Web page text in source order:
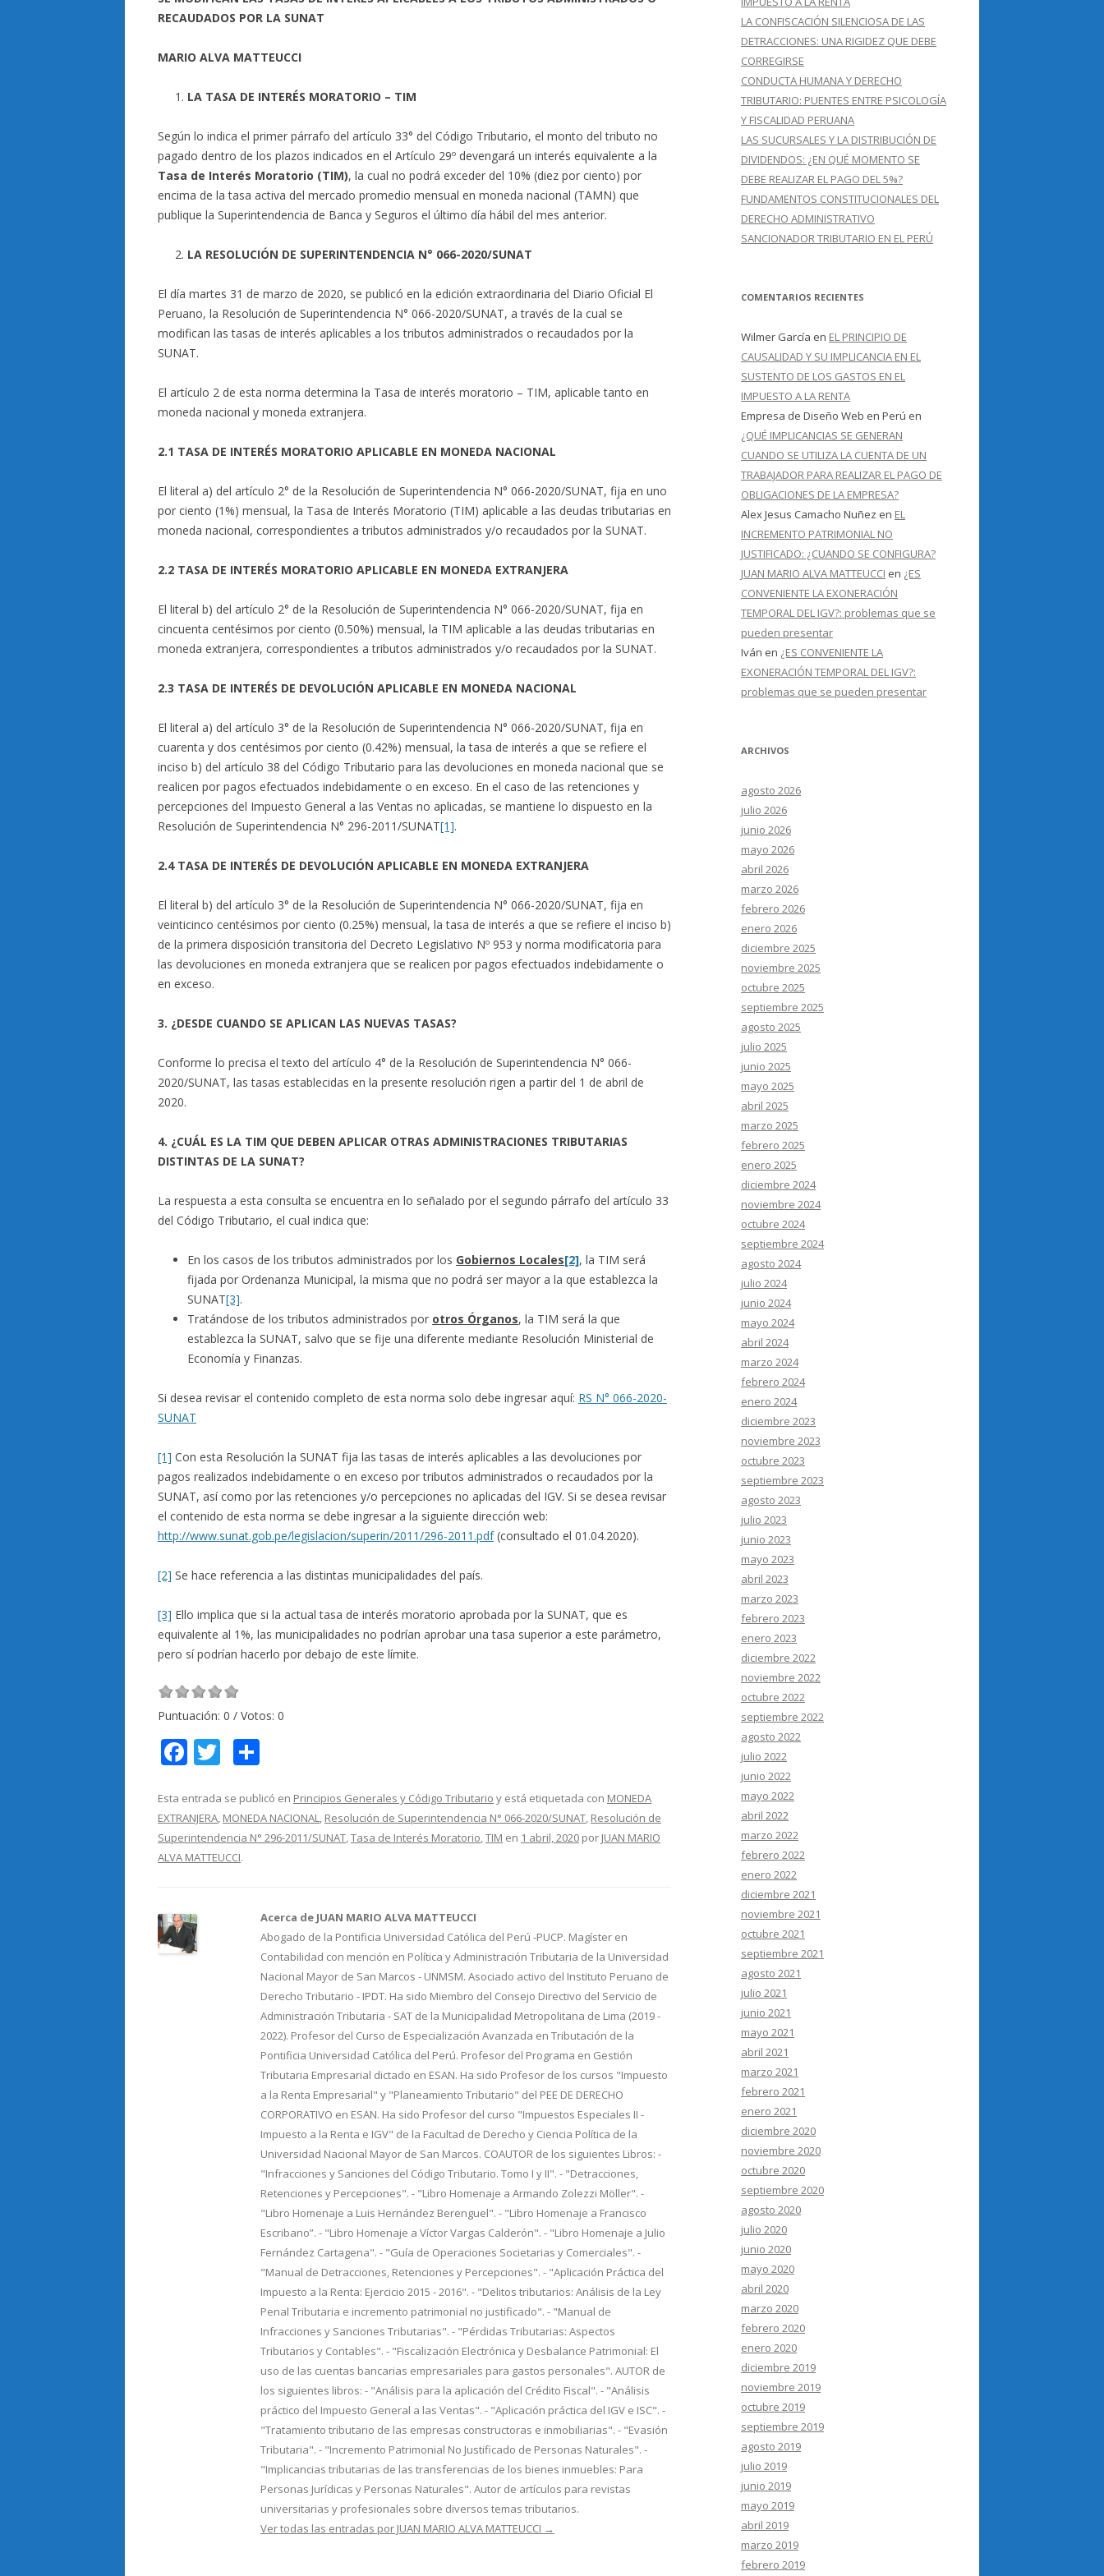
RECAUDADOS POR LA SUNAT
MARIO ALVA MATTEUCCI
LA TASA DE INTERÉS MORATORIO – TIM
Según lo indica el primer párrafo del artículo 33° del Código Tributario, el monto del tributo no
pagado dentro de los plazos indicados en el Artículo 29º devengará un interés equivalente a la
Tasa de Interés Moratorio (TIM), la cual no podrá exceder del 10% (diez por ciento) por
encima de la tasa activa del mercado promedio mensual en moneda nacional (TAMN) que
publique la Superintendencia de Banca y Seguros el último día hábil del mes anterior.
LA RESOLUCIÓN DE SUPERINTENDENCIA N° 066-2020/SUNAT
El día martes 31 de marzo de 2020, se publicó en la edición extraordinaria del Diario Oficial El
Peruano, la Resolución de Superintendencia N° 066-2020/SUNAT, a través de la cual se
modifican las tasas de interés aplicables a los tributos administrados o recaudados por la
SUNAT.
El artículo 2 de esta norma determina la Tasa de interés moratorio – TIM, aplicable tanto en
moneda nacional y moneda extranjera.
2.1 TASA DE INTERÉS MORATORIO APLICABLE EN MONEDA NACIONAL
El literal a) del artículo 2° de la Resolución de Superintendencia N° 066-2020/SUNAT, fija en uno
por ciento (1%) mensual, la Tasa de Interés Moratorio (TIM) aplicable a las deudas tributarias en
moneda nacional, correspondientes a tributos administrados y/o recaudados por la SUNAT.
2.2 TASA DE INTERÉS MORATORIO APLICABLE EN MONEDA EXTRANJERA
El literal b) del artículo 2° de la Resolución de Superintendencia N° 066-2020/SUNAT, fija en
cincuenta centésimos por ciento (0.50%) mensual, la TIM aplicable a las deudas tributarias en
moneda extranjera, correspondientes a tributos administrados y/o recaudados por la SUNAT.
2.3 TASA DE INTERÉS DE DEVOLUCIÓN APLICABLE EN MONEDA NACIONAL
El literal a) del artículo 3° de la Resolución de Superintendencia N° 066-2020/SUNAT, fija en
cuarenta y dos centésimos por ciento (0.42%) mensual, la tasa de interés a que se refiere el
inciso b) del artículo 38 del Código Tributario para las devoluciones en moneda nacional que se
realicen por pagos efectuados indebidamente o en exceso. En el caso de las retenciones y
percepciones del Impuesto General a las Ventas no aplicadas, se mantiene lo dispuesto en la
Resolución de Superintendencia N° 296-2011/SUNAT[1].
2.4 TASA DE INTERÉS DE DEVOLUCIÓN APLICABLE EN MONEDA EXTRANJERA
El literal b) del artículo 3° de la Resolución de Superintendencia N° 066-2020/SUNAT, fija en
veinticinco centésimos por ciento (0.25%) mensual, la tasa de interés a que se refiere el inciso b)
de la primera disposición transitoria del Decreto Legislativo Nº 953 y norma modificatoria para
las devoluciones en moneda extranjera que se realicen por pagos efectuados indebidamente o
en exceso.
3. ¿DESDE CUANDO SE APLICAN LAS NUEVAS TASAS?
Conforme lo precisa el texto del artículo 4° de la Resolución de Superintendencia N° 066-
2020/SUNAT, las tasas establecidas en la presente resolución rigen a partir del 1 de abril de
2020.
4. ¿CUÁL ES LA TIM QUE DEBEN APLICAR OTRAS ADMINISTRACIONES TRIBUTARIAS
DISTINTAS DE LA SUNAT?
La respuesta a esta consulta se encuentra en lo señalado por el segundo párrafo del artículo 33
del Código Tributario, el cual indica que:
En los casos de los tributos administrados por los Gobiernos Locales[2], la TIM será
fijada por Ordenanza Municipal, la misma que no podrá ser mayor a la que establezca la
SUNAT[3].
Tratándose de los tributos administrados por otros Órganos, la TIM será la que
establezca la SUNAT, salvo que se fije una diferente mediante Resolución Ministerial de
Economía y Finanzas.
Si desea revisar el contenido completo de esta norma solo debe ingresar aquí: RS N° 066-2020-
SUNAT
[1] Con esta Resolución la SUNAT fija las tasas de interés aplicables a las devoluciones por
pagos realizados indebidamente o en exceso por tributos administrados o recaudados por la
SUNAT, así como por las retenciones y/o percepciones no aplicadas del IGV. Si se desea revisar
el contenido de esta norma se debe ingresar a la siguiente dirección web:
http://www.sunat.gob.pe/legislacion/superin/2011/296-2011.pdf(consultado el 01.04.2020).
[2] Se hace referencia a las distintas municipalidades del país.
[3] Ello implica que si la actual tasa de interés moratorio aprobada por la SUNAT, que es
equivalente al 1%, las municipalidades no podrían aprobar una tasa superior a este parámetro,
pero sí podrían hacerlo por debajo de este límite.
Puntuación: 0 / Votos: 0
F
e
b
o
k
T
itt
er
m
p
r
Esta entrada se publicó en Principios Generales y Código Tributario y está etiquetada con MONEDA
EXTRANJERA, MONEDA NACIONAL, Resolución de Superintendencia N° 066-2020/SUNAT, Resolución de
Superintendencia N° 296-2011/SUNAT,Tasa de Interés Moratorio,TIM en 1 abril, 2020 por JUAN MARIO
ALVA MATTEUCCI.
Acerca de JUAN MARIO ALVA MATTEUCCI
Abogado de la Pontificia Universidad Católica del Perú -PUCP. Magíster en
Contabilidad con mención en Política y Administración Tributaria de la Universidad
Nacional Mayor de San Marcos - UNMSM. Asociado activo del Instituto Peruano de
Derecho Tributario - IPDT. Ha sido Miembro del Consejo Directivo del Servicio de
Administración Tributaria - SAT de la Municipalidad Metropolitana de Lima (2019 -
2022). Profesor del Curso de Especialización Avanzada en Tributación de la
Pontificia Universidad Católica del Perú. Profesor del Programa en Gestión
Tributaria Empresarial dictado en ESAN. Ha sido Profesor de los cursos "Impuesto
a la Renta Empresarial" y "Planeamiento Tributario" del PEE DE DERECHO
CORPORATIVO en ESAN. Ha sido Profesor del curso "Impuestos Especiales II -
Impuesto a la Renta e IGV" de la Facultad de Derecho y Ciencia Política de la
Universidad Nacional Mayor de San Marcos. COAUTOR de los siguientes Libros: -
"Infracciones y Sanciones del Código Tributario. Tomo I y II". - "Detracciones,
Retenciones y Percepciones". - "Libro Homenaje a Armando Zolezzi Möller". -
"Libro Homenaje a Luis Hernández Berenguel". - "Libro Homenaje a Francisco
Escribano”. - "Libro Homenaje a Víctor Vargas Calderón". - "Libro Homenaje a Julio
Fernández Cartagena". - "Guía de Operaciones Societarias y Comerciales". -
"Manual de Detracciones, Retenciones y Percepciones". - "Aplicación Práctica del
Impuesto a la Renta: Ejercicio 2015 - 2016". - "Delitos tributarios: Análisis de la Ley
Penal Tributaria e incremento patrimonial no justificado". - "Manual de
Infracciones y Sanciones Tributarias". - "Pérdidas Tributarias: Aspectos
Tributarios y Contables". - "Fiscalización Electrónica y Desbalance Patrimonial: El
uso de las cuentas bancarias empresariales para gastos personales". AUTOR de
los siguientes libros: - "Análisis para la aplicación del Crédito Fiscal". - "Análisis
práctico del Impuesto General a las Ventas". - "Aplicación práctica del IGV e ISC". -
"Tratamiento tributario de las empresas constructoras e inmobiliarias". - "Evasión
Tributaria". - "Incremento Patrimonial No Justificado de Personas Naturales". -
"Implicancias tributarias de las transferencias de los bienes inmuebles: Para
Personas Jurídicas y Personas Naturales". Autor de artículos para revistas
universitarias y profesionales sobre diversos temas tributarios.
Ver todas las entradas por JUAN MARIO ALVA MATTEUCCI →
LA CONFISCACIÓN SILENCIOSA DE LAS
DETRACCIONES: UNA RIGIDEZ QUE DEBE
CORREGIRSE
CONDUCTA HUMANA Y DERECHO
TRIBUTARIO: PUENTES ENTRE PSICOLOGÍA
Y FISCALIDAD PERUANA
LAS SUCURSALES Y LA DISTRIBUCIÓN DE
DIVIDENDOS: ¿EN QUÉ MOMENTO SE
DEBE REALIZAR EL PAGO DEL 5%?
FUNDAMENTOS CONSTITUCIONALES DEL
DERECHO ADMINISTRATIVO
SANCIONADOR TRIBUTARIO EN EL PERÚ
COMENTARIOS RECIENTES
Wilmer García en EL PRINCIPIO DE
CAUSALIDAD Y SU IMPLICANCIA EN EL
SUSTENTO DE LOS GASTOS EN EL
IMPUESTO A LA RENTA
Empresa de Diseño Web en Perú en
¿QUÉ IMPLICANCIAS SE GENERAN
CUANDO SE UTILIZA LA CUENTA DE UN
TRABAJADOR PARA REALIZAR EL PAGO DE
OBLIGACIONES DE LA EMPRESA?
Alex Jesus Camacho Nuñez en EL
INCREMENTO PATRIMONIAL NO
JUSTIFICADO: ¿CUANDO SE CONFIGURA?
JUAN MARIO ALVA MATTEUCCI en ¿ES
CONVENIENTE LA EXONERACIÓN
TEMPORAL DEL IGV?: problemas que se
pueden presentar
Iván en ¿ES CONVENIENTE LA
EXONERACIÓN TEMPORAL DEL IGV?:
problemas que se pueden presentar
ARCHIVOS
agosto 2026
julio 2026
junio 2026
mayo 2026
abril 2026
marzo 2026
febrero 2026
enero 2026
diciembre 2025
noviembre 2025
octubre 2025
septiembre 2025
agosto 2025
julio 2025
junio 2025
mayo 2025
abril 2025
marzo 2025
febrero 2025
enero 2025
diciembre 2024
noviembre 2024
octubre 2024
septiembre 2024
agosto 2024
julio 2024
junio 2024
mayo 2024
abril 2024
marzo 2024
febrero 2024
enero 2024
diciembre 2023
noviembre 2023
octubre 2023
septiembre 2023
agosto 2023
julio 2023
junio 2023
mayo 2023
abril 2023
marzo 2023
febrero 2023
enero 2023
diciembre 2022
noviembre 2022
octubre 2022
septiembre 2022
agosto 2022
julio 2022
junio 2022
mayo 2022
abril 2022
marzo 2022
febrero 2022
enero 2022
diciembre 2021
noviembre 2021
octubre 2021
septiembre 2021
agosto 2021
julio 2021
junio 2021
mayo 2021
abril 2021
marzo 2021
febrero 2021
enero 2021
diciembre 2020
noviembre 2020
octubre 2020
septiembre 2020
agosto 2020
julio 2020
junio 2020
mayo 2020
abril 2020
marzo 2020
febrero 2020
enero 2020
diciembre 2019
noviembre 2019
octubre 2019
septiembre 2019
agosto 2019
julio 2019
junio 2019
mayo 2019
abril 2019
marzo 2019
febrero 2019